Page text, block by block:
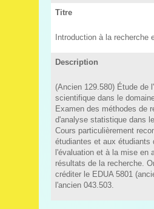
Titre
Introduction à la recherche
Description
(Ancien 129.580) Étude de
scientifique dans le
Examen des méthodes de
d'analyse statistique dans
Cours particulièrement
étudiantes et aux étudiants
l'évaluation et à la mise en
résultats de la recherche.
créditer le EDUA 5801
l'ancien 043.503.